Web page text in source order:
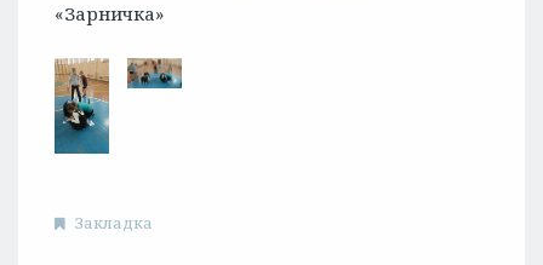
«Зарничка»
Закладка